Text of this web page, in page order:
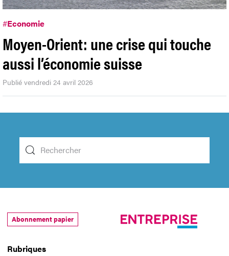
#Economie
Moyen-Orient: une crise qui touche
aussi l’économie suisse
Publié vendredi 24 avril 2026
Rubriques
Abonnement papier